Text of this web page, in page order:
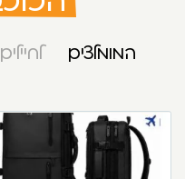
המומלצים